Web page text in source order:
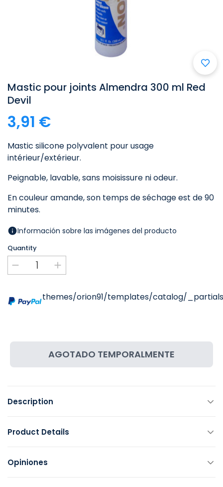
Mastic pour joints Almendra 300 ml Red
Devil
3,91 €
Mastic silicone polyvalent pour usage
intérieur/extérieur.
Peignable, lavable, sans moisissure ni odeur.
En couleur amande, son temps de séchage est de 90
minutes.
Información sobre las imágenes del producto
Quantity
themes/orion91/templates/catalog/
AGOTADO TEMPORALMENTE
Description
Product Details
Opiniones